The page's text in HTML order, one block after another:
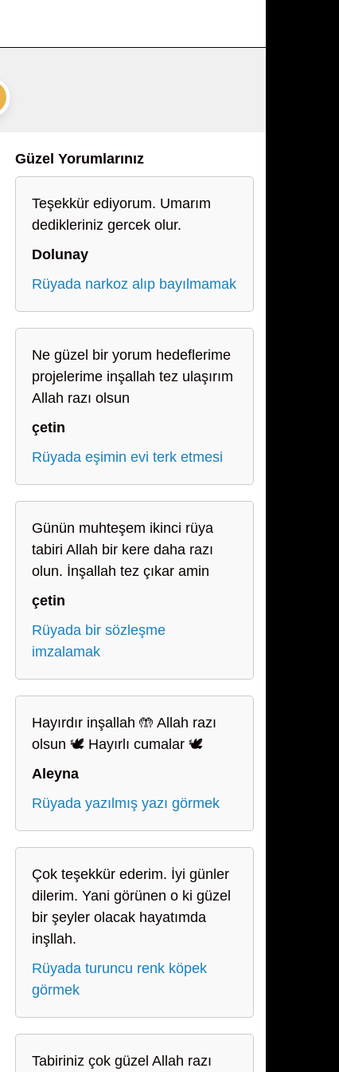
Güzel Yorumlarınız
Teşekkür ediyorum. Umarım
dedikleriniz gercek olur.
Dolunay
Rüyada narkoz alıp bayılmamak
Ne güzel bir yorum hedeflerime
projelerime inşallah tez ulaşırım
Allah razı olsun
çetin
Rüyada eşimin evi terk etmesi
Günün muhteşem ikinci rüya
tabiri Allah bir kere daha razı
olun. İnşallah tez çıkar amin
çetin
Rüyada bir sözleşme
imzalamak
Hayırdır inşallah 🤲 Allah razı
olsun 🕊️ Hayırlı cumalar 🕊️
Aleyna
Rüyada yazılmış yazı görmek
Çok teşekkür ederim. İyi günler
dilerim. Yani görünen o ki güzel
bir şeyler olacak hayatımda
inşllah.
Rüyada turuncu renk köpek
görmek
Tabiriniz çok güzel Allah razı